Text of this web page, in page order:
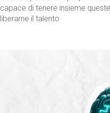
capace di tenere insieme
liberarne il talento